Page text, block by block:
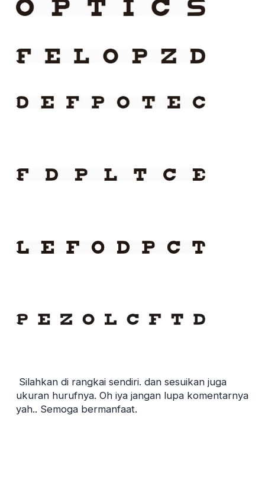
Silahkan di rangkai sendiri. dan sesuikan juga
ukuran hurufnya. Oh iya jangan lupa komentarnya
yah.. Semoga bermanfaat.